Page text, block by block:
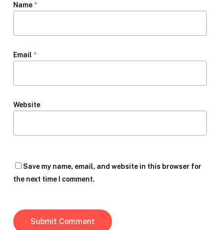
Name *
Email *
Website
Save my name, email, and website in this browser for
the next time I comment.